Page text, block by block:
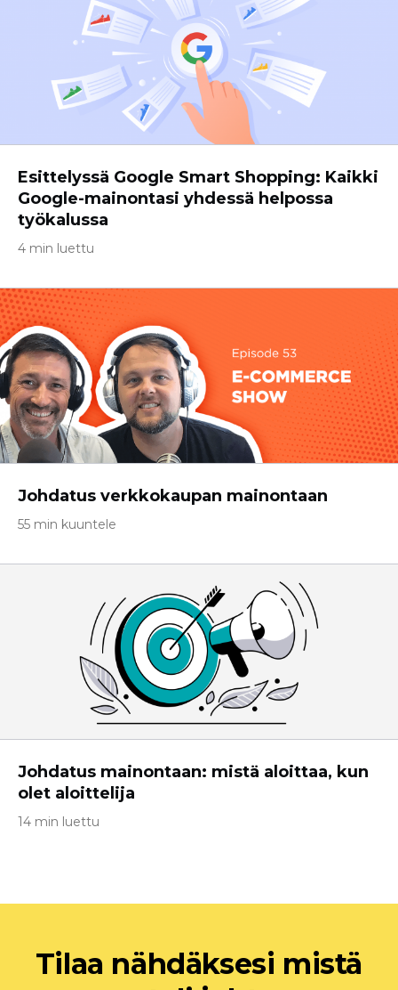
Esittelyssä Google Smart Shopping: Kaikki
Google-mainontasi yhdessä helpossa
työkalussa
4 min luettu
Johdatus verkkokaupan mainontaan
55 min kuuntele
Johdatus mainontaan: mistä aloittaa, kun
olet aloittelija
14 min luettu
Tilaa nähdäksesi mistä